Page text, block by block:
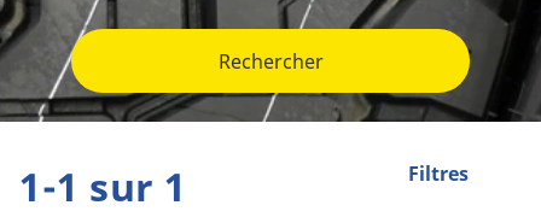
Rechercher
Filtres
1-1 sur 1